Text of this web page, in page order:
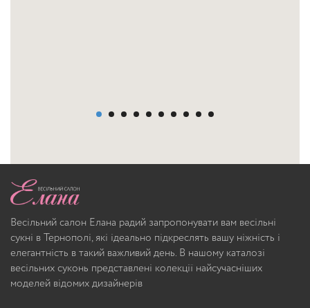
Весільний салон Елана радий запропонувати вам весільні
сукні в Тернополі, які ідеально підкреслять вашу ніжність і
елегантність в такий важливий день. В нашому каталозі
весільних суконь представлені колекції найсучасніших
моделей відомих дизайнерів